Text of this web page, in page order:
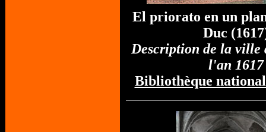
El priorato en un
Duc
Description de la ville
l'an 1617
Bibliothèque